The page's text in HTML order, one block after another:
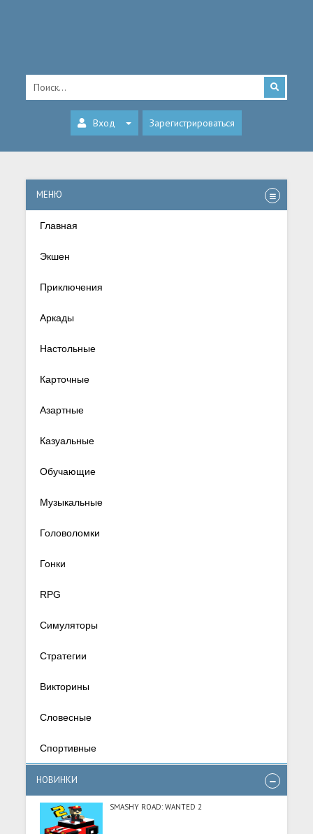
Вход Зарегистрироваться
МЕНЮ
Главная
Экшен
Приключения
Аркады
Настольные
Карточные
Азартные
Казуальные
Обучающие
Музыкальные
Головоломки
Гонки
RPG
Симуляторы
Стратегии
Викторины
Словесные
Спортивные
НОВИНКИ
SMASHY ROAD: WANTED 2